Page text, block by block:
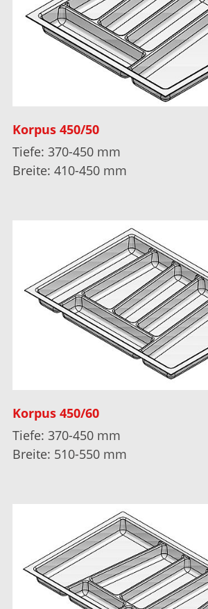
Korpus 450/50
Tiefe: 370-450 mm
Breite: 410-450 mm
Korpus 450/60
Tiefe: 370-450 mm
Breite: 510-550 mm